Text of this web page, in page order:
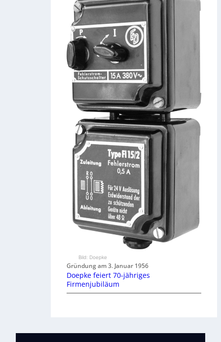
Bild: Doepke
Gründung am 3. Januar 1956
Doepke feiert 70-jähriges
Firmenjubiläum